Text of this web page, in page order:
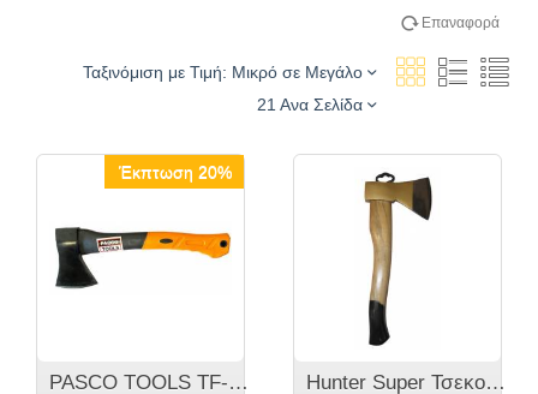
Επαναφορά
Ταξινόμιση με Τιμή: Μικρό σε Μεγάλο
21 Ανα Σελίδα
Έκπτωση 20%
PASCO TOOLS TF-500 Τσεκούρι ενός χεριού λαβής Fibreglass 500 γραμμαρίων Hunter Super Τσεκούρι ενός χειρός